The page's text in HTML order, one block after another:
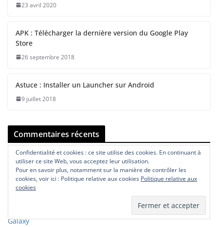
23 avril 2020
APK : Télécharger la dernière version du Google Play
Store
26 septembre 2018
Astuce : Installer un Launcher sur Android
9 juillet 2018
Commentaires récents
RudydansComment savoir dans quel pays a été fabriqué un
iPhone ?
Victordans
Comment savoir dans quel pays a été fabriqué un
SAMSUNG : Codes secrets pour les smartphones
Galaxy
Confidentialité et cookies : ce site utilise des cookies. En continuant à
utiliser ce site Web, vous acceptez leur utilisation.
Pour en savoir plus, notamment sur la manière de contrôler les
cookies, voir ici : Politique relative aux cookies Politique relative aux
cookies